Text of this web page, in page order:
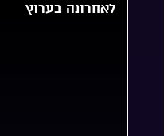
לאחרונה בערוץ